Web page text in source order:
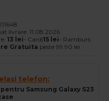
livrare: 11.08.2026
13 lei- Card|15 lei- Ramburs
Gratuita peste 99.90 lei
telefon:
Samsung Galaxy S23